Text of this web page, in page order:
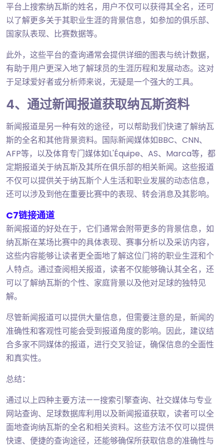
平台上搜索纳瓦斯的姓名，用户不仅可以获得其全名，还可
以了解更多关于其职业生涯的背景信息，如参加的俱乐部、
国家队表现、比赛数据等。
此外，这些平台的查询通常会提供详细的图表与统计数据，
有助于用户更深入地了解球员的生涯历程和发展动态。这对
于足球爱好者或分析师来说，无疑是一个强大的工具。
4、通过新闻报道获取纳瓦斯资料
新闻报道是另一种有效的途径，可以帮助我们快速了解纳瓦
斯的全名和其他背景资料。国际新闻媒体如BBC、CNN、
AFP等，以及体育专门媒体如L'Équipe、AS、Marca等，都
定期报道关于纳瓦斯及其所在俱乐部的相关新闻。这些报道
不仅可以提供关于纳瓦斯个人生活和职业发展的动态信息，
还可以涉及到他在重要比赛中的表现、转会消息及其影响。
C7链接通道
新闻报道的好处在于，它们通常会附带更多的背景信息，如
纳瓦斯在某场比赛中的具体表现、赛事分析以及采访内容，
这些内容能够让读者更全面地了解这位门将的职业生涯和个
人特点。通过查阅相关报道，读者不仅能够确认其全名，还
可以了解纳瓦斯的个性、家庭背景以及他对足球的独特见
解。
尽管新闻报道可以提供大量信息，但需要注意的是，新闻的
准确性和客观性可能会受到报道角度的影响。因此，建议结
合多家不同媒体的报道，进行交叉验证，确保信息的全面性
和真实性。
总结：
通过以上四种主要方法——搜索引擎查询、社交媒体与专业
网站查询、足球数据库利用以及新闻报道获取，读者可以全
面地查询纳瓦斯的全名和相关资料。这些方法不仅可以提供
快速、便捷的查询途径，还能够确保所获取信息的准确性与